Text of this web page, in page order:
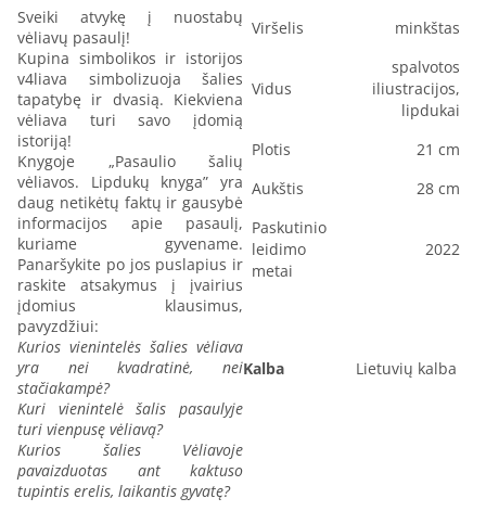
Sveiki atvykę į nuostabų
vėliavų pasaulį!
Kupina simbolikos ir istorijos
v4liava simbolizuoja šalies
tapatybę ir dvasią. Kiekviena
vėliava turi savo įdomią
istoriją!
Knygoje „Pasaulio šalių
vėliavos. Lipdukų knyga” yra
daug netikėtų faktų ir gausybė
informacijos apie pasaulį,
kuriame gyvename.
Panaršykite po jos puslapius ir
raskite atsakymus į įvairius
įdomius klausimus,
pavyzdžiui:
Kurios vienintelės šalies vėliava
yra nei kvadratinė, nei
stačiakampė?
Kuri vienintelė šalis pasaulyje
turi vienpusę vėliavą?
Kurios šalies Vėliavoje
pavaizduotas ant kaktuso
tupintis erelis, laikantis gyvatę?
Viršelis minkštas
Vidus
spalvotos
iliustracijos,
lipdukai
Plotis
21 cm
Aukštis
28 cm
Paskutinio
leidimo
metai
2022
Kalba Lietuvių kalba